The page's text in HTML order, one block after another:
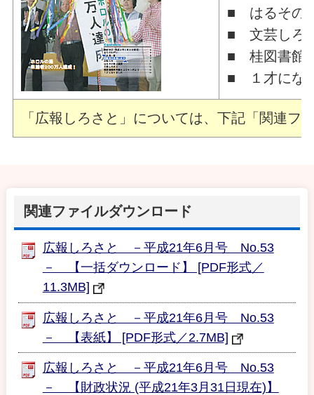
■ はるその
■ 文芸しろ
■ 桂図書館
■ １才にな
「広報しろさと」については、下記「関連
関連ファイルダウンロード
広報しろさと －平成21年6月号 No.53
－ 【一括ダウンロード】 [PDF形式／
11.3MB]
広報しろさと －平成21年6月号 No.53
－ 【表紙】 [PDF形式／2.7MB]
広報しろさと －平成21年6月号 No.53
－ 【財政状況 (平成21年3月31日現在)】